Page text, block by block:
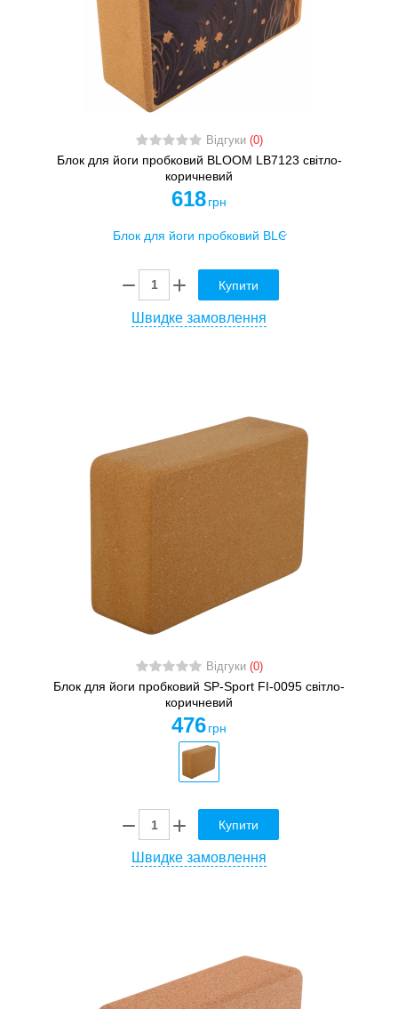
Відгуки (0)
Блок для йоги пробковий BLOOM LB7123 світло-
коричневий
618 грн
Купити
Швидке замовлення
Відгуки (0)
Блок для йоги пробковий SP-Sport FI-0095 світло-
коричневий
476 грн
Купити
Швидке замовлення